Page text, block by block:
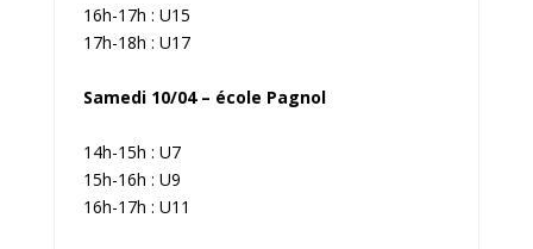
16h-17h : U15
17h-18h : U17
Samedi 10/04 – école Pagnol
14h-15h : U7
15h-16h : U9
16h-17h : U11